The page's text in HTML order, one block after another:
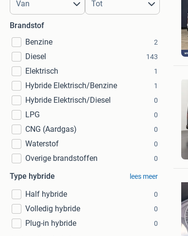
Brandstof
Benzine
2
Diesel 143
Elektrisch 1
Hybride Elektrisch/Benzine 1
Hybride Elektrisch/Diesel 0
LPG 0
CNG (Aardgas) 0
Waterstof 0
Overige brandstoffen 0
Type hybride lees meer
Half hybride 0
Volledig hybride 0
Plug-in hybride 0